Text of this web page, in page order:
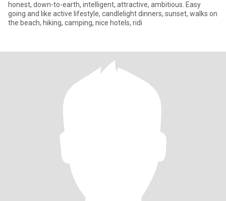
honest, down-to-earth, intelligent, attractive, ambitious. Easy
going and like active lifestyle, candlelight dinners, sunset, walks on
the beach, hiking, camping, nice hotels, ridi